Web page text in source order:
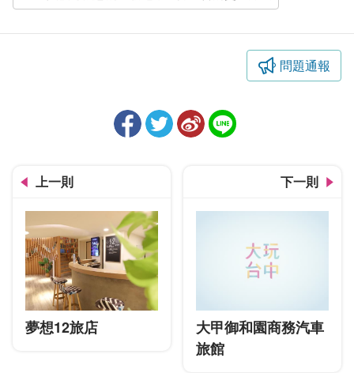
問題通報
上一則
夢想12旅店
下一則
大甲御和園商務汽車
旅館